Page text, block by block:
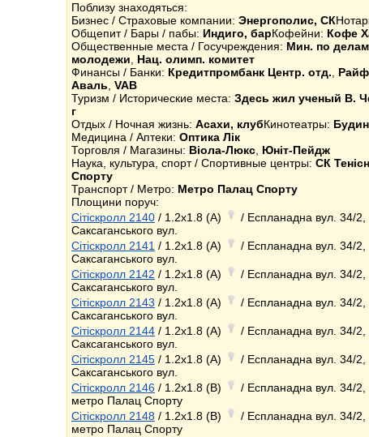
Поблизу знаходяться:
Бизнес / Страховые компании: Энергополис, СК
Общепит / Бары / пабы: Индиго, барКофейни: Кофе
Общественные места / Госучреждения: Мин. по
молодежи
Нац. олимп. комитет
Финансы / Банки: Кредитпромбанк Центр. отд.
Аваль VAB
Туризм / Исторические места: Здесь жил ученый В.
г
Отдых / Ночная жизнь: Асахи, клубКинотеатры:
Медицина / Аптеки: Оптика Лік
Торговля / Магазины: Віола-Люкс Юніт-Пейдж
Наука, культура, спорт / Спортивные центры: СК
Спорту
Транспорт / Метро: Метро Палац Спорту
Площини поруч:
Сітіскролл 2140 / 1.2x1.8 (A)
/ Еспланадна вул. 34/
Саксаганського вул.
Сітіскролл 2141 / 1.2x1.8 (A)
/ Еспланадна вул. 34/
Саксаганського вул.
Сітіскролл 2142 / 1.2x1.8 (A)
/ Еспланадна вул. 34/
Саксаганського вул.
Сітіскролл 2143 / 1.2x1.8 (A)
/ Еспланадна вул. 34/
Саксаганського вул.
Сітіскролл 2144 / 1.2x1.8 (A)
/ Еспланадна вул. 34/
Саксаганського вул.
Сітіскролл 2145 / 1.2x1.8 (A)
/ Еспланадна вул. 34/
Саксаганського вул.
Сітіскролл 2146 / 1.2x1.8 (B)
/ Еспланадна вул. 34/
метро Палац Спорту
Сітіскролл 2148 / 1.2x1.8 (B)
/ Еспланадна вул. 34/
метро Палац Спорту